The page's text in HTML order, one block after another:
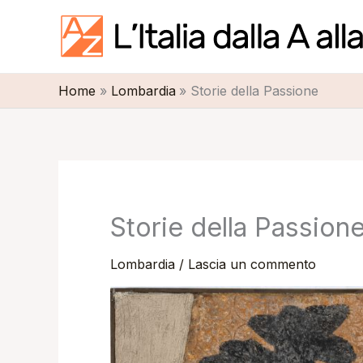
Home Lombardia Storie della Passione
Storie della
Lombardia / Lascia un commento